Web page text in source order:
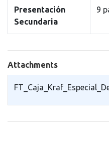
Presentación
Secundaria
9
Attachments